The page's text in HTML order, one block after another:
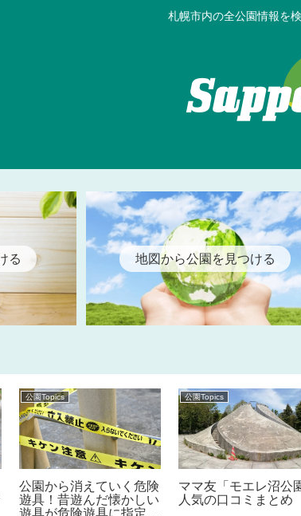
札幌市内の全公園情報を
る 地図から公園を見つける
公園Topics
公園から消えていく危険
遊具！昔遊んだ懐かしい
遊具が危険遊具に指定さ
公園Topics
ママ友「モエレ沼公
人気の口コミまとめ